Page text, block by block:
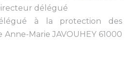
délégué
à la protection des
Anne-Marie JAVOUHEY 61000